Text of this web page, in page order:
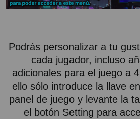
Podrás personalizar a tu
cada jugador, incluso
adicionales para el juego a
ello sólo introduce la llave
panel de juego y levante la
el botón Setting para